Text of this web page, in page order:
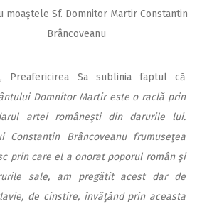
moaştele Sf. Domnitor Martir Constantin
Brâncoveanu
Preafericirea Sa sublinia faptul că
Domnitor Martir este o raclă prin
artei româneşti din darurile lui.
Constantin Brâncoveanu frumuseţea
prin care el a onorat poporul român şi
sale, am pregătit acest dar de
de cinstire, învăţând prin aceasta